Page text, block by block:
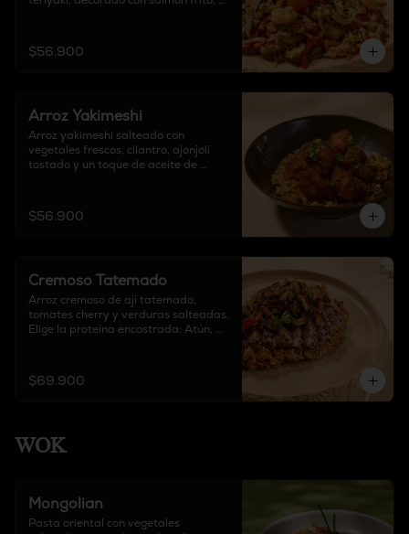
$56.900
Arroz Yakimeshi
Arroz yakimeshi salteado con
vegetales frescos, cilantro, ajonjolí
tostado y un toque de aceite de
$56.900
Cremoso Tatemado
Arroz cremoso de ají tatemado,
tomates cherry y verduras salteadas.
Elige la proteína encostrada: Atún,
$69.900
WOK
Mongolian
Pasta oriental con vegetales